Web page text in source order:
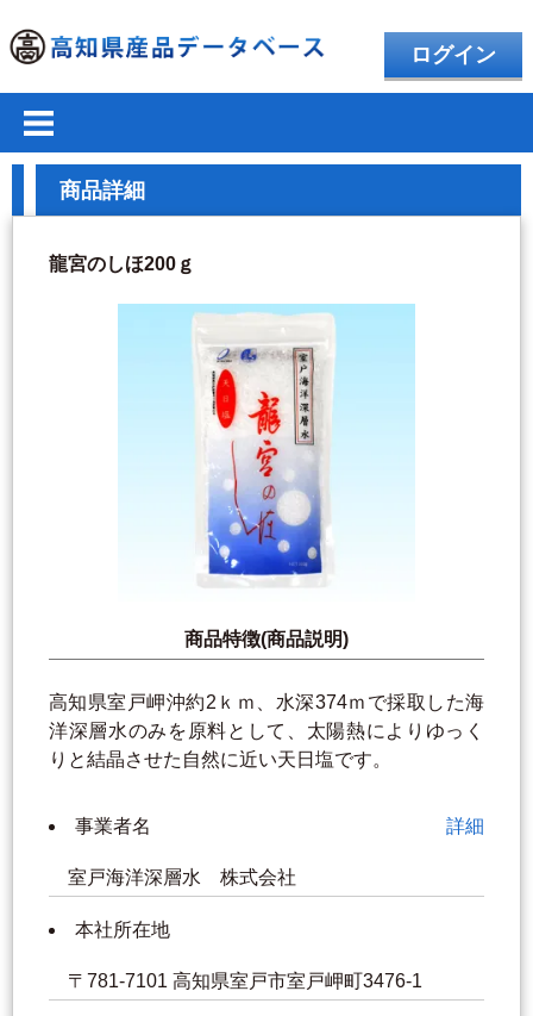
ログイン
商品詳細
龍宮のしほ200ｇ
商品特徴(商品説明)
高知県室戸岬沖約2ｋｍ、水深374ｍで採取した海
洋深層水のみを原料として、太陽熱によりゆっく
りと結晶させた自然に近い天日塩です。
事業者名 詳細
室戸海洋深層水 株式会社
本社所在地
〒781-7101 高知県室戸市室戸岬町3476-1